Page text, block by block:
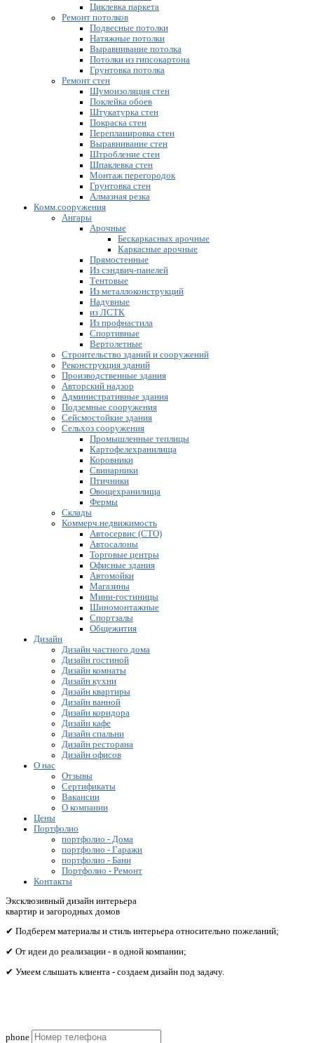
Циклевка паркета
Ремонт потолков
Подвесные потолки
Натяжные потолки
Выравнивание потолка
Потолки из гипсокартона
Грунтовка потолка
Ремонт стен
Шумоизоляция стен
Поклейка обоев
Штукатурка стен
Покраска стен
Перепланировка стен
Выравнивание стен
Штробление стен
Шпаклевка стен
Монтаж перегородок
Грунтовка стен
Алмазная резка
Комм.сооружения
Ангары
Арочные
Бескаркасных арочные
Каркасные арочные
Прямостенные
Из сэндвич-панелей
Тентовые
Из металлоконструкций
Надувные
из ЛСТК
Из профнастила
Спортивные
Вертолетные
Строительство зданий и сооружений
Реконструкция зданий
Производственные здания
Авторский надзор
Административные здания
Подземные сооружения
Сейсмостойкие здания
Сельхоз сооружения
Промышленные теплицы
Картофелехранилища
Коровники
Свинарники
Птичники
Овощехранилища
Фермы
Склады
Коммерч.недвижимость
Автосервис (СТО)
Автосалоны
Торговые центры
Офисные здания
Автомойки
Магазины
Мини-гостиницы
Шиномонтажные
Спортзалы
Общежития
Дизайн
Дизайн частного дома
Дизайн гостиной
Дизайн комнаты
Дизайн кухни
Дизайн квартиры
Дизайн ванной
Дизайн коридора
Дизайн кафе
Дизайн спальни
Дизайн ресторана
Дизайн офисов
О нас
Отзывы
Сертификаты
Вакансии
О компании
Цены
Портфолио
портфолио - Дома
портфолио - Гаражи
портфолио - Бани
Портфолио - Ремонт
Контакты
Эксклюзивный дизайн интерьера
квартир и загородных домов
✔ Подберем материалы и стиль интерьера относительно пожеланий;
✔ От идеи до реализации - в одной компании;
✔ Умеем слышать клиента - создаем дизайн под задачу.
phone